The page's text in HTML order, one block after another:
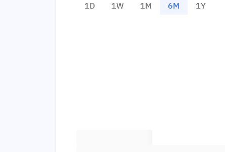
1D 1W 1M 6M 1Y